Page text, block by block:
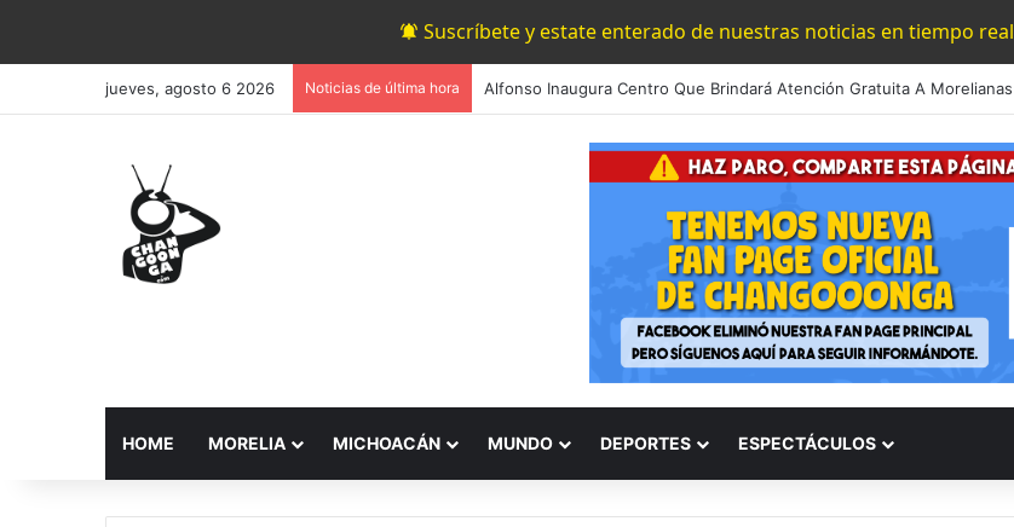
Suscríbete y estate enterado de nuestras noticias en tiempo real
jueves, agosto 6 2026 Noticias de última hora Alfonso Inaugura Centro Que Brindará Atención Gratuita A Morelianas
HOME MORELIA MICHOACÁN MUNDO DEPORTES ESPECTÁCULOS